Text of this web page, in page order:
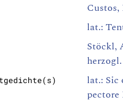
Custos,
lat.:
Stöckl,
lat.: Sic